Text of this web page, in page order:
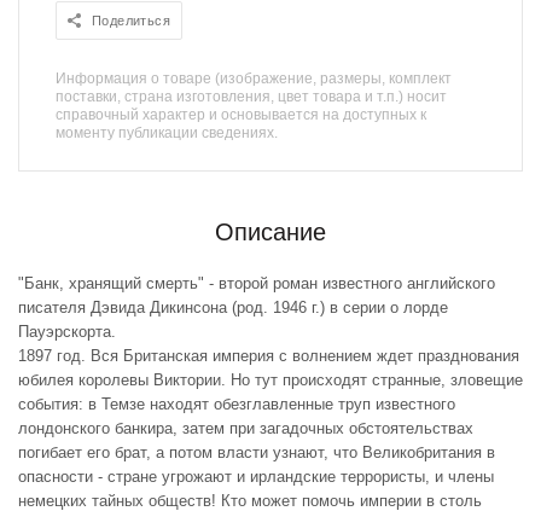
Поделиться
Информация о товаре (изображение, размеры, комплект
поставки, страна изготовления, цвет товара и т.п.) носит
справочный характер и основывается на доступных к
моменту публикации сведениях.
Описание
"Банк, хранящий смерть" - второй роман известного английского
писателя Дэвида Дикинсона (род. 1946 г.) в серии о лорде
Пауэрскорта.
1897 год. Вся Британская империя с волнением ждет празднования
юбилея королевы Виктории. Но тут происходят странные, зловещие
события: в Темзе находят обезглавленные труп известного
лондонского банкира, затем при загадочных обстоятельствах
погибает его брат, а потом власти узнают, что Великобритания в
опасности - стране угрожают и ирландские террористы, и члены
немецких тайных обществ! Кто может помочь империи в столь